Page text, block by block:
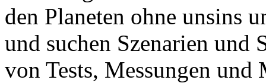
den Planeten ohne unsins
und suchen Szenarien und
von Tests, Messungen und